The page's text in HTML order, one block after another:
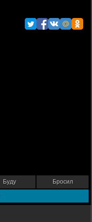
Буду Бросил